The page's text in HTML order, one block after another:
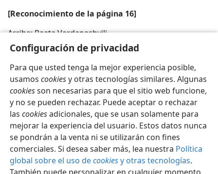
Configuración de privacidad
Para que usted tenga la mejor experiencia posible,
usamos cookiesy otras tecnologías similares. Algunas
cookiesson necesarias para que el sitio web funcione,
y no se pueden rechazar. Puede aceptar o rechazar
las cookiesadicionales, que se usan solamente para
mejorar la experiencia del usuario. Estos datos nunca
se pondrán a la venta ni se utilizarán con fines
comerciales. Si desea saber más, lea nuestra Política
global sobre el uso decookiesy otras tecnologías.
[Reconocimiento de la página 16]
Arriba: Paata Vardanashvili
Español Compartir Configuración
Copyright© 2026 Watch Tower Bible and Tract Society of Pennsylvania
Condiciones de uso
Política de privacidad
Configuración de privacidad
JW.ORG Iniciar sesión